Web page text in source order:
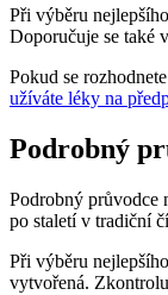
Při výběru
Doporučuje se také
Pokud se
užíváte léky na
Podrobný
Podrobný průvodce
po staletí v tradiční
Při výběru
vytvořená.